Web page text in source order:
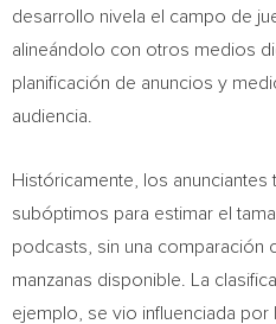
desarrollo nivela el campo de
alineándolo con otros medios
planificación de anuncios y
audiencia.
Históricamente, los
subóptimos para estimar el
podcasts, sin una comparación
manzanas disponible. La
ejemplo, se vio influenciada